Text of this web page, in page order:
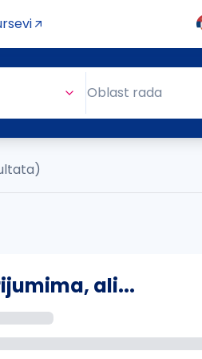
Oblast rada
ali...